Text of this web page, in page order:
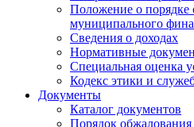
Положение о порядке
муниципального
Сведения о доходах
Нормативные
Специальная оценка
Кодекс этики и
Документы
Каталог документов
Порядок обжалования